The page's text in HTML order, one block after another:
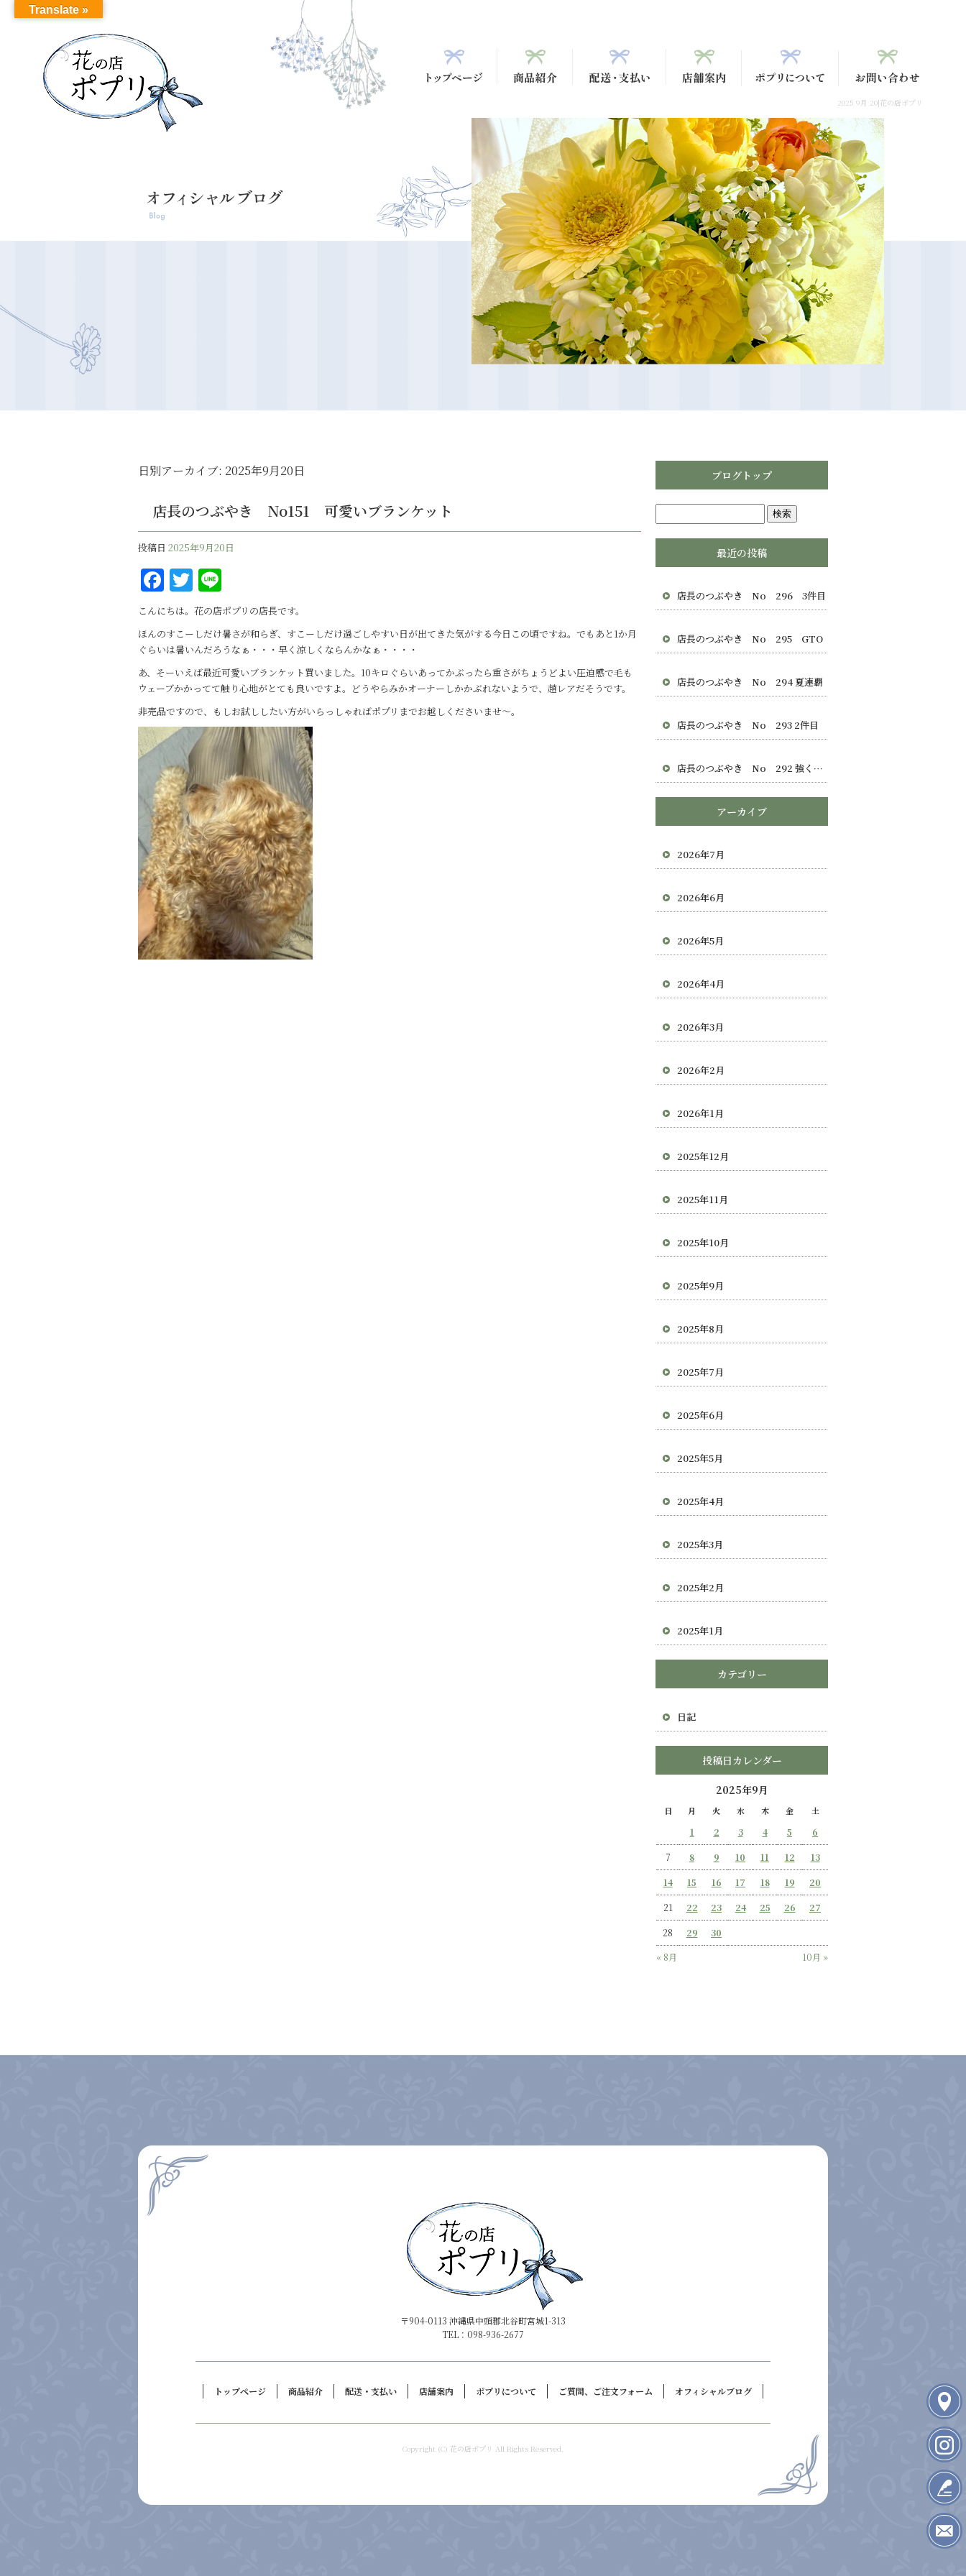
2025 9月 20|花の店ポプリ
日別アーカイブ: 2025年9月20日
店長のつぶやき No151 可愛いブランケット
投稿日 2025年9月20日
F
a
c
e
b
o
o
k
T
w
it
te
r
n
e
こんにちは。花の店ポプリの店長です。
ほんのすこーしだけ暑さが和らぎ、すこーしだけ過ごしやすい日が出てきた気がする今日この頃ですね。でもあと1か月
ぐらいは暑いんだろうなぁ・・・早く涼しくならんかなぁ・・・・
あ、そーいえば最近可愛いブランケット買いました。10キロぐらいあってかぶったら重さがちょうどよい圧迫感で毛も
ウェーブかかってて触り心地がとても良いですよ。どうやらみかオーナーしかかぶれないようで、趙レアだそうです。
非売品ですので、もしお試ししたい方がいらっしゃればポプリまでお越しくださいませ～。
ブログトップ
最近の投稿
店長のつぶやき No 296 3件目
店長のつぶやき No 295 GTO
店長のつぶやき No 294 夏連覇
店長のつぶやき No 293 2件目
店長のつぶやき No 292 強くなれない理由
アーカイブ
2026年7月
2026年6月
2026年5月
2026年4月
2026年3月
2026年2月
2026年1月
2025年12月
2025年11月
2025年10月
2025年9月
2025年8月
2025年7月
2025年6月
2025年5月
2025年4月
2025年3月
2025年2月
2025年1月
カテゴリー
日記
投稿日カレンダー
2025年9月
日 月 火 水 木 金 土
« 8月 10月 »
1 2 3 4 5 6
7 8 9 10 11 12 13
14 15 16 17 18 19 20
21 22 23 24 25 26 27
28 29 30
トップページ 商品紹介 配送・支払い 店舗案内 ポプリについて ご質問、ご注文フォーム オフィシャルブログ
〒904-0113 沖縄県中頭郡北谷町宮城1-313
TEL：098-936-2677
Copyright (C) 花の店ポプリ All Rights Reserved.
Translate »